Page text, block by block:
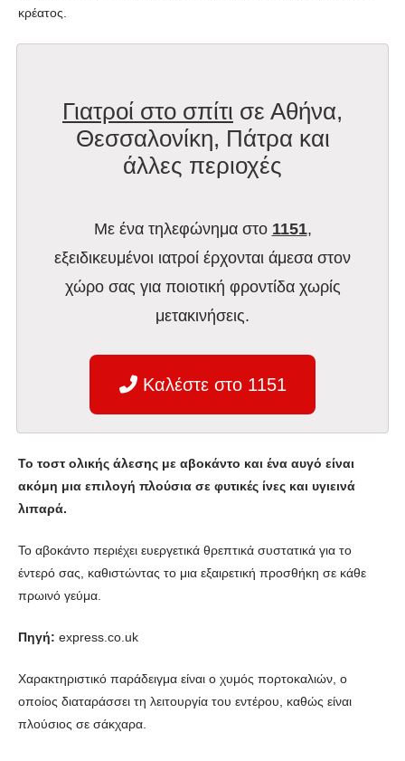
κρέατος.
Γιατροί στο σπίτι σε Αθήνα,
Θεσσαλονίκη, Πάτρα και
άλλες περιοχές
Με ένα τηλεφώνημα στο 1151,
εξειδικευμένοι ιατροί έρχονται άμεσα στον
χώρο σας για ποιοτική φροντίδα χωρίς
μετακινήσεις.
Καλέστε στο 1151
Το τοστ ολικής άλεσης με αβοκάντο και ένα αυγό είναι
ακόμη μια επιλογή πλούσια σε φυτικές ίνες και υγιεινά
λιπαρά.
Το αβοκάντο περιέχει ευεργετικά θρεπτικά συστατικά για το
έντερό σας, καθιστώντας το μια εξαιρετική προσθήκη σε κάθε
πρωινό γεύμα.
Πηγή: express.co.uk
Χαρακτηριστικό παράδειγμα είναι ο χυμός πορτοκαλιών, ο
οποίος διαταράσσει τη λειτουργία του εντέρου, καθώς είναι
πλούσιος σε σάκχαρα.